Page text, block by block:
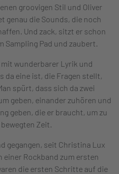
groovigen Stil und Oliver
genau die Sounds, die noch
Und zack, sitzt er schon
Sampling Pad und zaubert.
wunderbarer Lyrik und
da eine ist, die Fragen stellt,
spürt, dass sich da zwei
geben, einander zuhören und
geben, die er braucht, um zu
Zeit.
gegangen, seit Christina Lux
einer Rockband zum ersten
die ersten Schritte auf die